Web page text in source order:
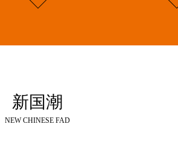
新国潮
NEW CHINESE FAD